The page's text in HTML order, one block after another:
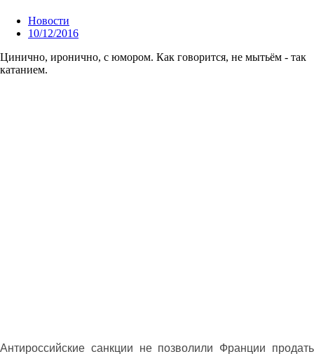
Новости
10/12/2016
Цинично, иронично, с юмором. Как говорится, не мытьём - так
катанием.
Антироссийские санкции не позволили Франции продать